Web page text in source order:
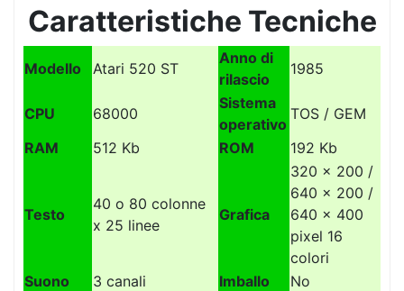
Caratteristiche Tecniche
Modello Atari 520 ST
Anno di
rilascio
1985
CPU 68000
Sistema
operativo
TOS / GEM
RAM
512 Kb ROM 192 Kb
Testo
40 o 80 colonne
x 25 linee
Grafica
320 x 200 /
640 x 200 /
640 x 400
pixel 16
colori
Suono
3 canali Imballo
No